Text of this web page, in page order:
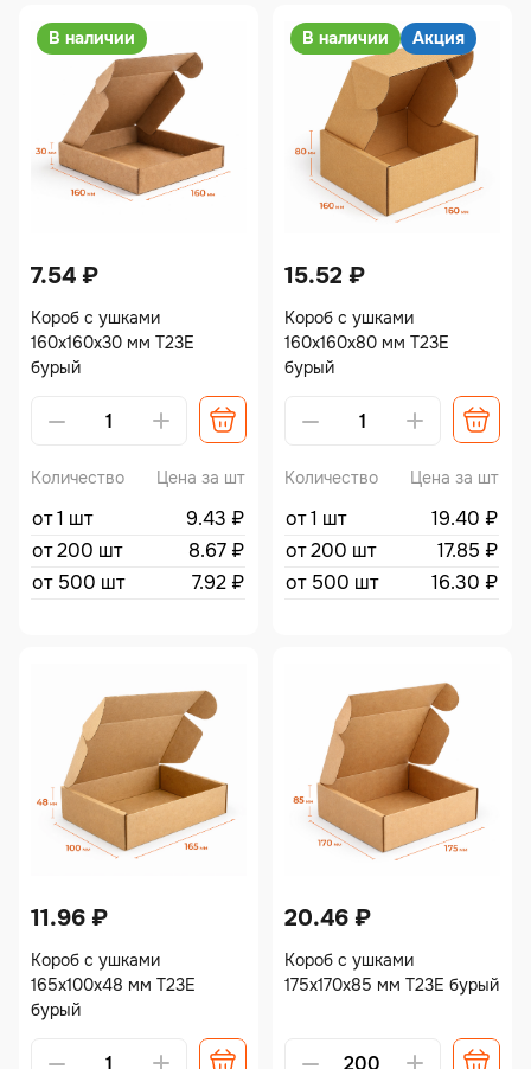
В наличии
7.54 ₽
Короб с ушками
160х160х30 мм Т23Е
бурый
Количество Цена за шт
от 1 шт 9.43 ₽
от 200 шт
8.67 ₽
от 500 шт
7.92 ₽
В наличии Акция
15.52 ₽
Короб с ушками
160х160х80 мм Т23Е
бурый
Количество Цена за шт
от 1 шт 19.40 ₽
от 200 шт
17.85 ₽
от 500 шт
16.30 ₽
11.96 ₽
Короб с ушками
165х100х48 мм Т23Е
бурый
20.46 ₽
Короб с ушками
175х170х85 мм Т23Е бурый